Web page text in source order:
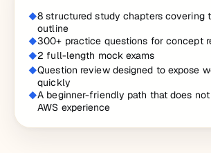
8 structured study chapters covering
outline
300+ practice questions for concept
2 full-length mock exams
Question review designed to expose
quickly
A beginner-friendly path that does
AWS experience